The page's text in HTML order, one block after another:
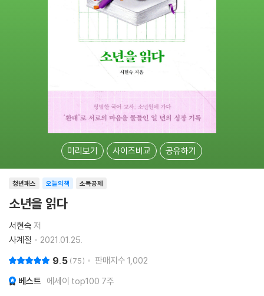
미리보기 사이즈비교 공유하기
소득공제
청년패스 오늘의책
소년을 읽다
서현숙 저
사계절
2021.01.25.
9.5 75 판매지수 1,002
베스트 에세이 top100 7주